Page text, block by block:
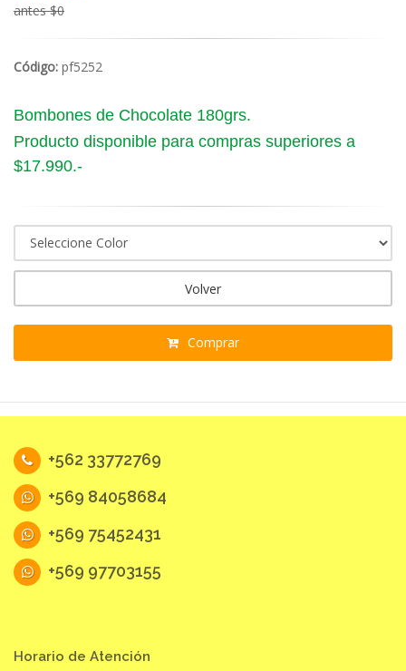
antes $0
Código: pf5252
Bombones de Chocolate 180grs.
Producto disponible para compras superiores a
$17.990.-
Volver
Comprar
+562 33772769
+569 84058684
+569 75452431
+569 97703155
Horario de Atención